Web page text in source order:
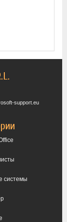
support.eu
системы